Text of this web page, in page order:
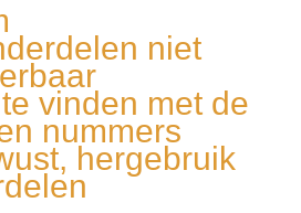
niet
vinden met de
nummers
hergebruik